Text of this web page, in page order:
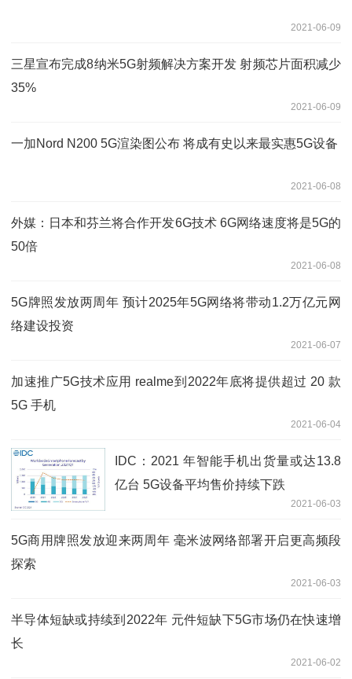
2021-06-09
三星宣布完成8纳米5G射频解决方案开发 射频芯片面积减少
35%
2021-06-09
一加Nord N200 5G渲染图公布 将成有史以来最实惠5G设备
2021-06-08
外媒：日本和芬兰将合作开发6G技术 6G网络速度将是5G的
50倍
2021-06-08
5G牌照发放两周年 预计2025年5G网络将带动1.2万亿元网
络建设投资
2021-06-07
加速推广5G技术应用 realme到2022年底将提供超过 20 款
5G 手机
2021-06-04
IDC：2021 年智能手机出货量或达13.8
亿台 5G设备平均售价持续下跌
2021-06-03
5G商用牌照发放迎来两周年 毫米波网络部署开启更高频段
探索
2021-06-03
半导体短缺或持续到2022年 元件短缺下5G市场仍在快速增
长
2021-06-02